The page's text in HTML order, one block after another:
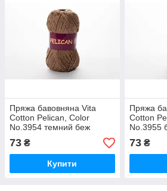
Пряжа бавовняна Vita
Cotton Pelican, Color
No.3954 темний беж
73 ₴
Купити
Пряжа
Cotton
No.3955
73₴